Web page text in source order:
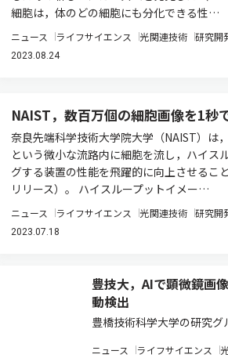
細胞は，体のどの細胞にも分化できる性…
ニュース ライフサイエンス 光関連技術 研究開
2023.08.24
NAIST，数百万個の細胞画像を1秒
奈良先端科学技術大学院大学（NAIST）は
という微小な流路内に細胞を流し，ハイス
グする装置の性能を飛躍的に向上させるこ
リリース）。 ハイスループットイメー…
ニュース ライフサイエンス 光関連技術 研究開
2023.07.18
豊技大，AIで顕微鏡画
動検出
豊橋技術科学大学の研究
含む顕微鏡画像に深層学習
ニュース ライフサイエンス